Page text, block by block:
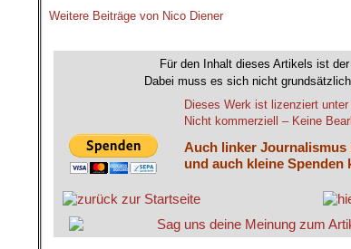
Weitere Beiträge von Nico Diener
Für den Inhalt dieses Artikels ist
Dabei muss es sich nicht
Dieses Werk ist lizenziert
Nicht kommerziell – Keine
Auch linker
und auch kleine